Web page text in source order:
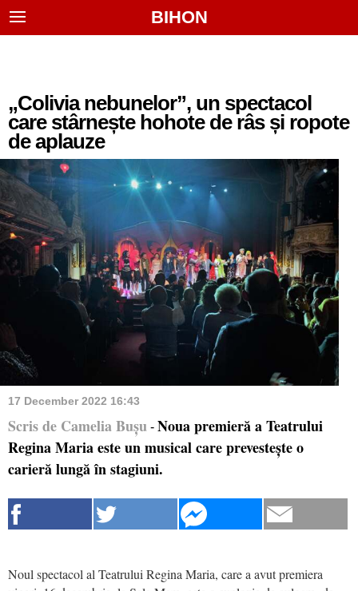
BIHON
„Colivia nebunelor”, un spectacol
care stârnește hohote de râs și ropote
de aplauze
17 December 2022 16:43
Scris de Camelia Bușu - Noua premieră a Teatrului
Regina Maria este un musical care prevestește o
carieră lungă în stagiuni.
Noul spectacol al Teatrului Regina Maria, care a avut premiera